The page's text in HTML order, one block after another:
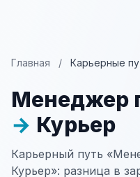
Главная / Карьерные
Менеджер
→ Курьер
Карьерный путь
Курьер»: разница в